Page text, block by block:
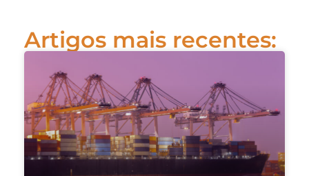
Artigos mais recentes: